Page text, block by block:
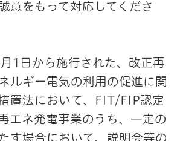
意をもって対応してくださ
1日から施行された、改正再
ルギー電気の利用の促進に関
置法において、FIT/FIP認定
エネ発電事業のうち、一定の
す場合において、説明会等の